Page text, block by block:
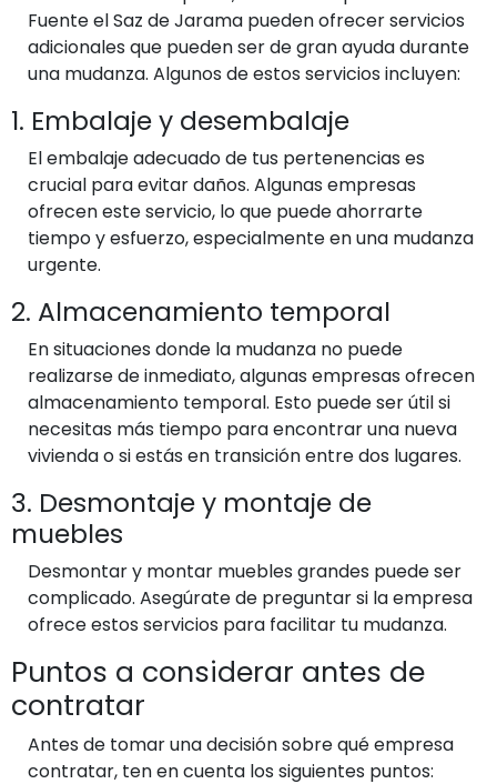
Fuente el Saz de Jarama pueden ofrecer servicios
adicionales que pueden ser de gran ayuda durante
una mudanza. Algunos de estos servicios incluyen:
1. Embalaje y desembalaje
El embalaje adecuado de tus pertenencias es
crucial para evitar daños. Algunas empresas
ofrecen este servicio, lo que puede ahorrarte
tiempo y esfuerzo, especialmente en una mudanza
urgente.
2. Almacenamiento temporal
En situaciones donde la mudanza no puede
realizarse de inmediato, algunas empresas ofrecen
almacenamiento temporal. Esto puede ser útil si
necesitas más tiempo para encontrar una nueva
vivienda o si estás en transición entre dos lugares.
3. Desmontaje y montaje de
muebles
Desmontar y montar muebles grandes puede ser
complicado. Asegúrate de preguntar si la empresa
ofrece estos servicios para facilitar tu mudanza.
Puntos a considerar antes de
contratar
Antes de tomar una decisión sobre qué empresa
contratar, ten en cuenta los siguientes puntos: